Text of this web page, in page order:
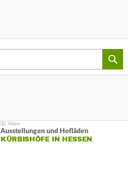
Ausstellungen und Hofläden
KÜRBISHÖFE IN HESSEN